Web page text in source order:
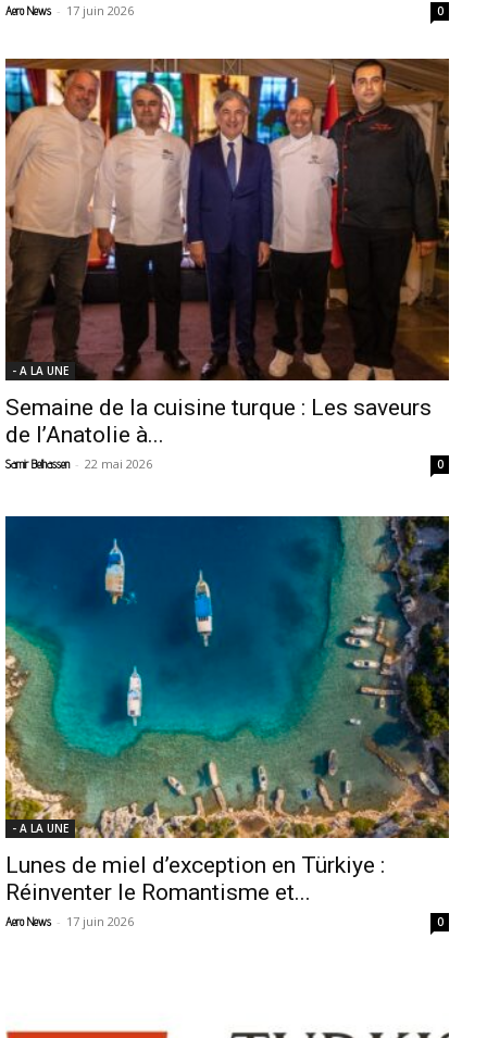
Aero News - 17 juin 2026 0
- A LA UNE
Semaine de la cuisine turque : Les saveurs
de l’Anatolie à...
Samir Belhassen - 22 mai 2026 0
- A LA UNE
Lunes de miel d’exception en Türkiye :
Réinventer le Romantisme et...
Aero News - 17 juin 2026 0